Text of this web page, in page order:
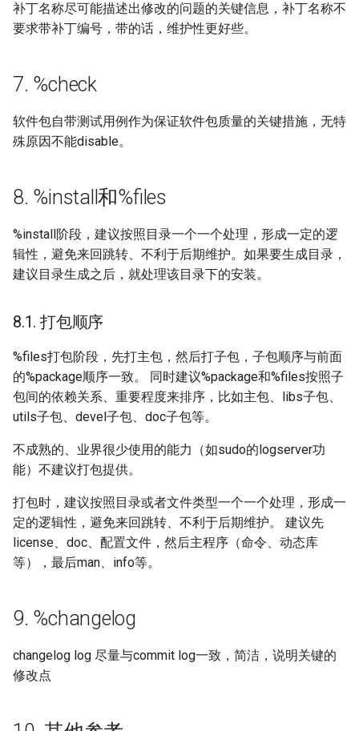
补丁名称尽可能描述出修改的问题的关键信息，补丁名称不
要求带补丁编号，带的话，维护性更好些。
7. %check
软件包自带测试用例作为保证软件包质量的关键措施，无特
殊原因不能disable。
8. %install和%files
%install阶段，建议按照目录一个一个处理，形成一定的逻
辑性，避免来回跳转、不利于后期维护。如果要生成目录，
建议目录生成之后，就处理该目录下的安装。
8.1. 打包顺序
%files打包阶段，先打主包，然后打子包，子包顺序与前面
的%package顺序一致。 同时建议%package和%files按照子
包间的依赖关系、重要程度来排序，比如主包、libs子包、
utils子包、devel子包、doc子包等。
不成熟的、业界很少使用的能力（如sudo的logserver功
能）不建议打包提供。
打包时，建议按照目录或者文件类型一个一个处理，形成一
定的逻辑性，避免来回跳转、不利于后期维护。 建议先
license、doc、配置文件，然后主程序（命令、动态库
等），最后man、info等。
9. %changelog
changelog log 尽量与commit log一致，简洁，说明关键的
修改点